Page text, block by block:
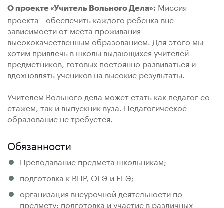
О проекте «Учитель Вольного Дела»: Миссия
проекта - обеспечить каждого ребенка вне
зависимости от места проживания
высококачественным образованием. Для этого мы
хотим привлечь в школы выдающихся учителей-
предметников, готовых постоянно развиваться и
вдохновлять учеников на высокие результаты.
Учителем Вольного дела может стать как педагог со
стажем, так и выпускник вуза. Педагогическое
образование не требуется.
Обязанности
Преподавание предмета школьникам;
подготовка к ВПР, ОГЭ и ЕГЭ;
организация внеурочной деятельности по
предмету: подготовка и участие в различных